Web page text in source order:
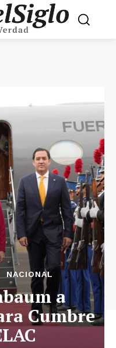
NACIONAL
a
Cumbre